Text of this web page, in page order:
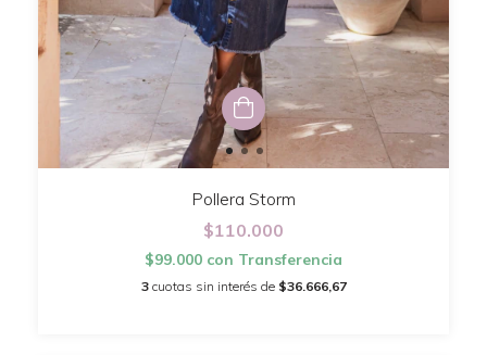
Pollera Storm
$110.000
$99.000 con Transferencia
3 cuotas sin interés de $36.666,67